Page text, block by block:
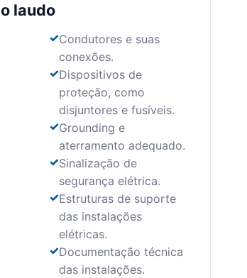
o laudo
Condutores e suas
conexões.
Dispositivos de
proteção, como
disjuntores e fusíveis.
Grounding e
aterramento adequado.
Sinalização de
segurança elétrica.
Estruturas de suporte
das instalações
elétricas.
Documentação técnica
das instalações.